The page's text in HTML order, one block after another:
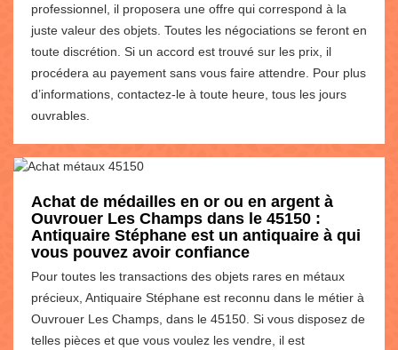
professionnel, il proposera une offre qui correspond à la
juste valeur des objets. Toutes les négociations se feront en
toute discrétion. Si un accord est trouvé sur les prix, il
procédera au payement sans vous faire attendre. Pour plus
d’informations, contactez-le à toute heure, tous les jours
ouvrables.
Achat de médailles en or ou en argent à
Ouvrouer Les Champs dans le 45150 :
Antiquaire Stéphane est un antiquaire à qui
vous pouvez avoir confiance
Pour toutes les transactions des objets rares en métaux
précieux, Antiquaire Stéphane est reconnu dans le métier à
Ouvrouer Les Champs, dans le 45150. Si vous disposez de
telles pièces et que vous voulez les vendre, il est